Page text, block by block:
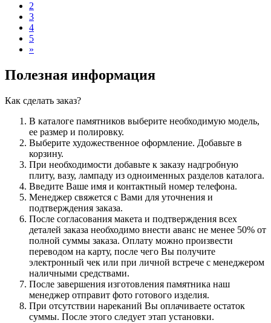
2
3
4
5
»
Полезная информация
Как сделать заказ?
В каталоге памятников выберите необходимую модель,
ее размер и полировку.
Выберите художественное оформление. Добавьте в
корзину.
При необходимости добавьте к заказу надгробную
плиту, вазу, лампаду из одноименных разделов каталога.
Введите Ваше имя и контактный номер телефона.
Менеджер свяжется с Вами для уточнения и
подтверждения заказа.
После согласования макета и подтверждения всех
деталей заказа необходимо внести аванс не менее 50% от
полной суммы заказа. Оплату можно произвести
переводом на карту, после чего Вы получите
электронный чек или при личной встрече с менеджером
наличными средствами.
После завершения изготовления памятника наш
менеджер отправит фото готового изделия.
При отсутствии нареканий Вы оплачиваете остаток
суммы. После этого следует этап установки.